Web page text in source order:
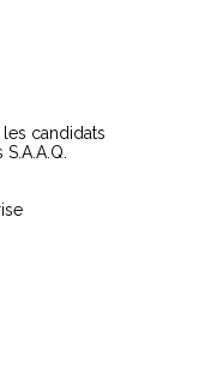
candidats